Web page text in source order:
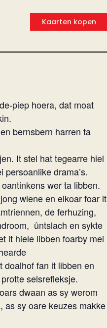
Kaarten kopen
piep hoera, dat moat
bernsbern harren ta
It stel hat tegearre hiel
drama’s.
wer ta libben.
wiene en elkoar foar it
de ferhuzing,
ûntslach en sykte
it hiele libben foarby mei
doalhof fan it libben en
selsrefleksje.
dwaan as sy werom
as sy oare keuzes makke